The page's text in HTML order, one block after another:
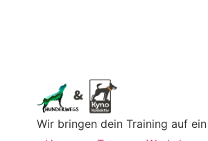
Wir bringen dein Training auf